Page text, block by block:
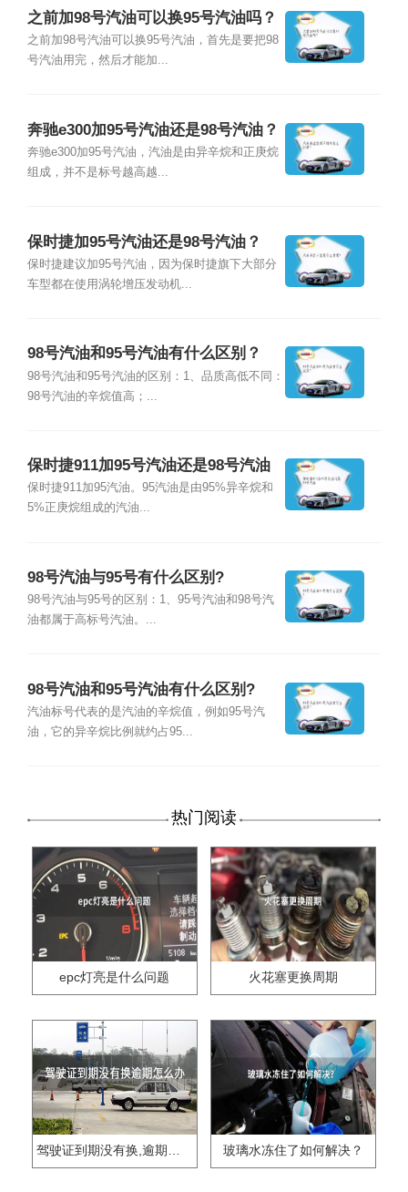
之前加98号汽油可以换95号汽油吗？
之前加98号汽油可以换95号汽油，首先是要把98
号汽油用完，然后才能加...
奔驰e300加95号汽油还是98号汽油？
奔驰e300加95号汽油，汽油是由异辛烷和正庚烷
组成，并不是标号越高越...
保时捷加95号汽油还是98号汽油？
保时捷建议加95号汽油，因为保时捷旗下大部分
车型都在使用涡轮增压发动机...
98号汽油和95号汽油有什么区别？
98号汽油和95号汽油的区别：1、品质高低不同：
98号汽油的辛烷值高；...
保时捷911加95号汽油还是98号汽油
保时捷911加95汽油。95汽油是由95%异辛烷和
5%正庚烷组成的汽油...
98号汽油与95号有什么区别?
98号汽油与95号的区别：1、95号汽油和98号汽
油都属于高标号汽油。...
98号汽油和95号汽油有什么区别?
汽油标号代表的是汽油的辛烷值，例如95号汽
油，它的异辛烷比例就约占95...
热门阅读
epc灯亮是什么问题 火花塞更换周期
驾驶证到期没有换,逾期怎么办?? 玻璃水冻住了如何解决？